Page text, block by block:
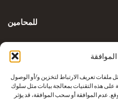
الموافقة
ملفات تعريف الارتباط لتخزين و/أو الوصول
هذه التقنيات بمعالجة بيانات مثل سلوك
عدم الموافقة أو سحب الموافقة، قد يؤثر
للمحامين